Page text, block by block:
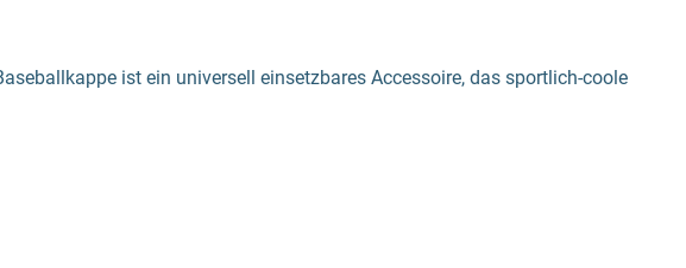
ist ein universell einsetzbares Accessoire, das sportlich-coole